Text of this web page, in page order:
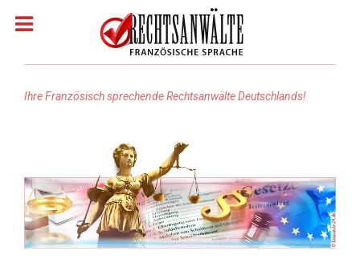
Rechtsanwälte: Französisch
Rechtsanwälte: Arabisch
Ihre Französisch sprechende Rechtsanwälte Deutschlands!